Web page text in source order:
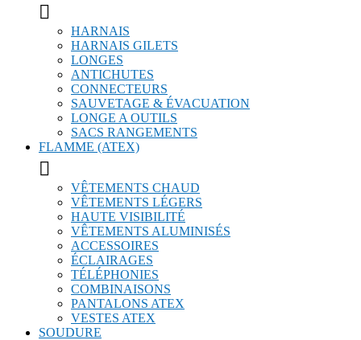

HARNAIS
HARNAIS GILETS
LONGES
ANTICHUTES
CONNECTEURS
SAUVETAGE & ÉVACUATION
LONGE A OUTILS
SACS RANGEMENTS
FLAMME (ATEX)

VÊTEMENTS CHAUD
VÊTEMENTS LÉGERS
HAUTE VISIBILITÉ
VÊTEMENTS ALUMINISÉS
ACCESSOIRES
ÉCLAIRAGES
TÉLÉPHONIES
COMBINAISONS
PANTALONS ATEX
VESTES ATEX
SOUDURE